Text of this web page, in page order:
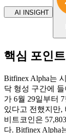
AI INSIGHT
핵심 포인트
Bitfinex Alpha는
닥 형성 구간에
가 6월 29일부터
있다고 전했지만,
비트코인은
다. Bitfinex Alpha